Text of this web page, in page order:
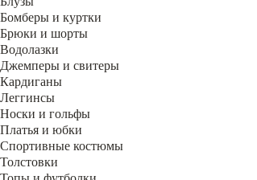
Бомберы и куртки
Брюки и шорты
Водолазки
Джемперы и свитеры
Кардиганы
Леггинсы
Носки и гольфы
Платья и юбки
Спортивные костюмы
Толстовки